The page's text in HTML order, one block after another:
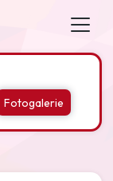
Fotogalerie